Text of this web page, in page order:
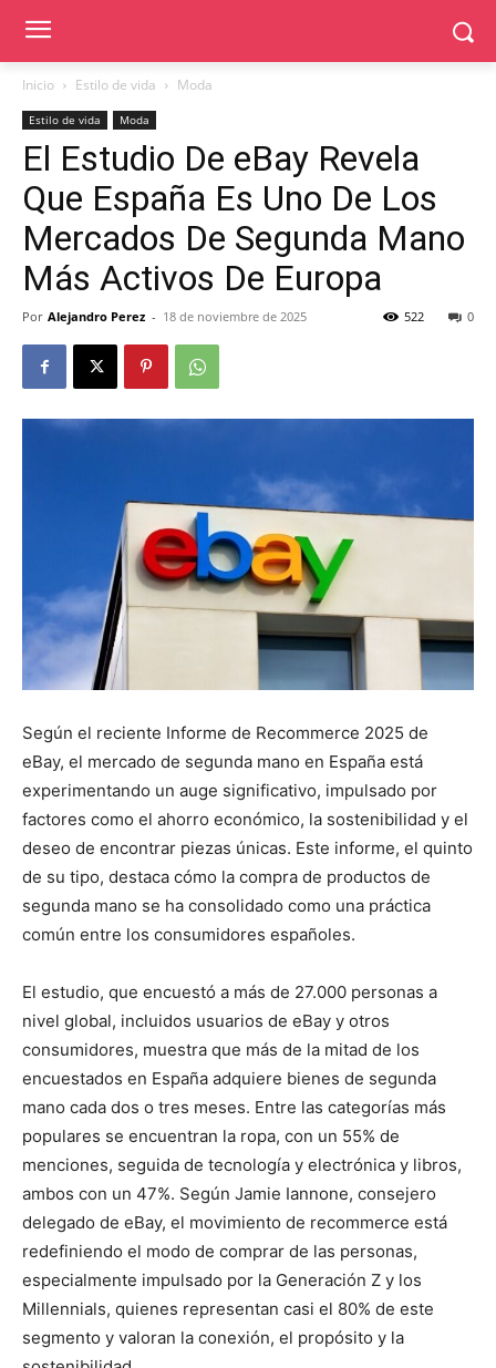
Inicio Estilo de vida Moda
Estilo de vida Moda
El Estudio De eBay Revela
Que España Es Uno De Los
Mercados De Segunda Mano
Más Activos De Europa
Por Alejandro Perez - 18 de noviembre de 2025 0
522
Según el reciente Informe de Recommerce 2025 de
eBay, el mercado de segunda mano en España está
experimentando un auge significativo, impulsado por
factores como el ahorro económico, la sostenibilidad y el
deseo de encontrar piezas únicas. Este informe, el quinto
de su tipo, destaca cómo la compra de productos de
segunda mano se ha consolidado como una práctica
común entre los consumidores españoles.
El estudio, que encuestó a más de 27.000 personas a
nivel global, incluidos usuarios de eBay y otros
consumidores, muestra que más de la mitad de los
encuestados en España adquiere bienes de segunda
mano cada dos o tres meses. Entre las categorías más
populares se encuentran la ropa, con un 55% de
menciones, seguida de tecnología y electrónica y libros,
ambos con un 47%. Según Jamie Iannone, consejero
delegado de eBay, el movimiento de recommerce está
redefiniendo el modo de comprar de las personas,
especialmente impulsado por la Generación Z y los
Millennials, quienes representan casi el 80% de este
segmento y valoran la conexión, el propósito y la